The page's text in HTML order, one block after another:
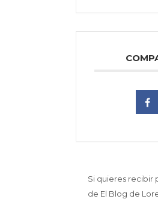
Si quieres recibir
de El Blog de